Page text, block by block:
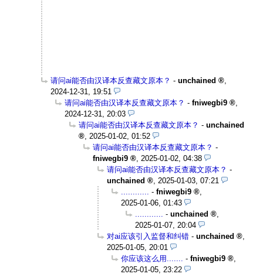
请问ai能否由汉译本反查藏文原本？ - unchained
2024-12-31, 19:51
请问ai能否由汉译本反查藏文原本？ - fniwegbi9
2024-12-31, 20:03
请问ai能否由汉译本反查藏文原本？ - unchained
2025-01-02, 01:52
请问ai能否由汉译本反查藏文原本？ -
fniwegbi9
2025-01-02, 04:38
请问ai能否由汉译本反查藏文原本？ -
unchained
2025-01-03, 07:21
- fniwegbi9
2025-01-06, 01:43
- unchained
2025-01-07, 20:04
对ai应该引入监督和纠错 - unchained
2025-01-05, 20:01
你应该这么用.......
- fniwegbi9
2025-01-05, 23:22